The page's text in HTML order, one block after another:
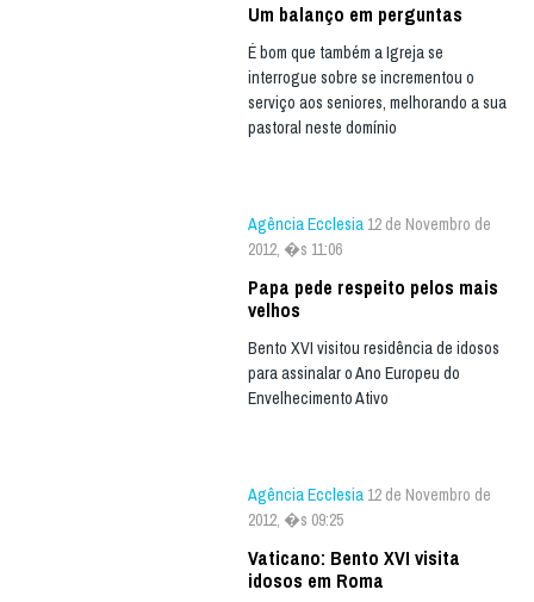
Um balanço em perguntas
É bom que também a Igreja se
interrogue sobre se incrementou o
serviço aos seniores, melhorando a sua
pastoral neste domínio
Agência Ecclesia 12 de Novembro de
2012, �s 11:06
Papa pede respeito pelos mais
velhos
Bento XVI visitou residência de idosos
para assinalar o Ano Europeu do
Envelhecimento Ativo
Agência Ecclesia 12 de Novembro de
2012, �s 09:25
Vaticano: Bento XVI visita
idosos em Roma